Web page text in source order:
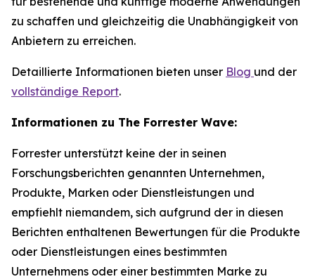
zu schaffen und gleichzeitig die Unabhängigkeit von
Anbietern zu erreichen.
Detaillierte Informationen bieten unser Blog und der
vollständige Report.
Informationen zu The Forrester Wave:
Forrester unterstützt keine der in seinen
Forschungsberichten genannten Unternehmen,
Produkte, Marken oder Dienstleistungen und
empfiehlt niemandem, sich aufgrund der in diesen
Berichten enthaltenen Bewertungen für die Produkte
oder Dienstleistungen eines bestimmten
Unternehmens oder einer bestimmten Marke zu